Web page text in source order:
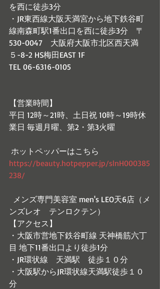
を西に徒歩3分
・JR東西線大阪天満宮から地下鉄谷町
線南森町駅1番出口を西に徒歩3分　〒
530-0047　大阪府大阪市北区西天満
５-8-2 HS梅田EAST 1F
TEL 06-6316-0105
【営業時間】
平日 12時～21時、土日祝 10時～19時休
業日 毎週月曜、第2・第3火曜
ホットペッパーはこちら
https://beauty.hotpepper.jp/slnH000385
238/
ンズレオ　テンロクテン）
【アクセス】
・大阪市営地下鉄谷町線 天神橋筋六丁
目 地下11番出口より徒歩1分
・JR環状線　天満駅　徒歩１０分
・大阪駅からJR環状線天満駅徒歩１０
分